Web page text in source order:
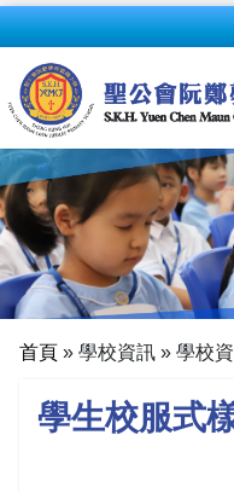
首頁 » 學校資訊 » 學校
學生校服式